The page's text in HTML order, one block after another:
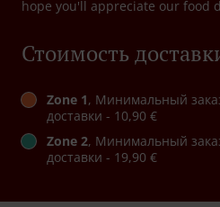
hope you'll appreciate our food
Стоимость
Zone 1, Минимальный
доставки - 10,90 €
Zone 2, Минимальный
доставки - 19,90 €